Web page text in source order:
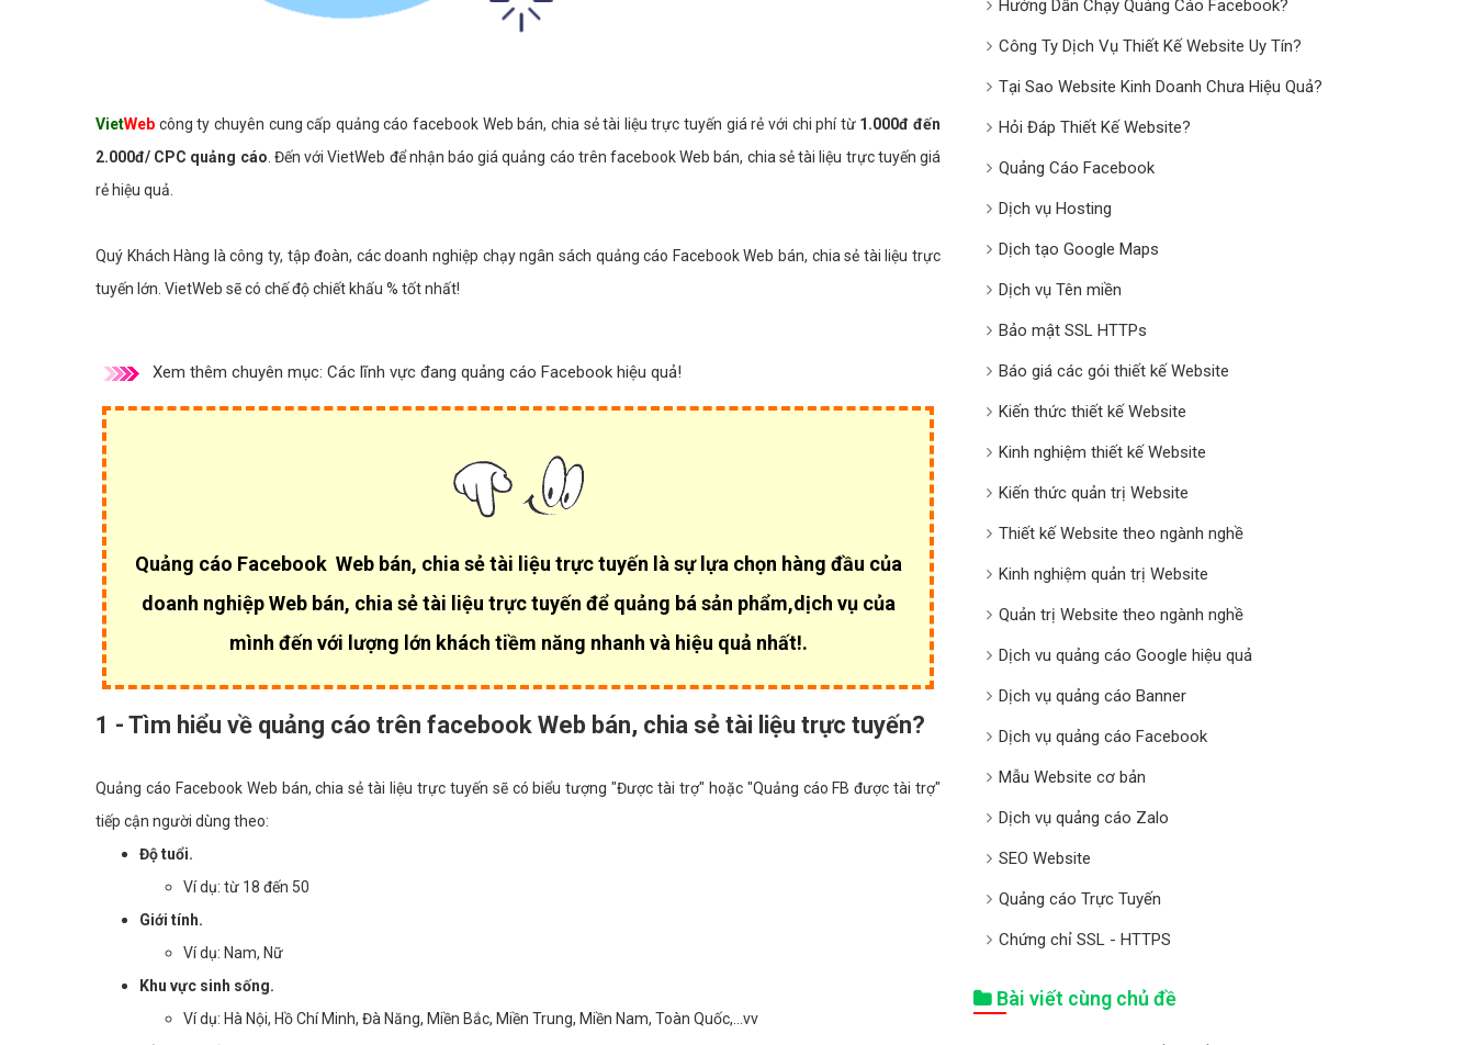
VietWeb công ty chuyên cung cấp quảng cáo facebook Web bán, chia sẻ tài liệu trực tuyến giá rẻ với chi phí từ 1.000đ đến
2.000đ/ CPC quảng cáo. Đến với VietWeb để nhận báo giá quảng cáo trên facebook Web bán, chia sẻ tài liệu trực tuyến giá
rẻ hiệu quả.
Quý Khách Hàng là công ty, tập đoàn, các doanh nghiệp chạy ngân sách quảng cáo Facebook Web bán, chia sẻ tài liệu trực
tuyến lớn. VietWeb sẽ có chế độ chiết khấu % tốt nhất!
Xem thêm chuyên mục: Các lĩnh vực đang quảng cáo Facebook hiệu quả!
Quảng cáo Facebook Web bán, chia sẻ tài liệu trực tuyến là sự lựa chọn hàng đầu của
doanh nghiệp Web bán, chia sẻ tài liệu trực tuyến để quảng bá sản phẩm,dịch vụ của
mình đến với lượng lớn khách tiềm năng nhanh và hiệu quả nhất!.
1 - Tìm hiểu về quảng cáo trên facebook Web bán, chia sẻ tài liệu trực tuyến?
Quảng cáo Facebook Web bán, chia sẻ tài liệu trực tuyến sẽ có biểu tượng "Được tài trợ" hoặc "Quảng cáo FB được tài trợ"
tiếp cận người dùng theo:
Độ tuổi.
Ví dụ: từ 18 đến 50
Giới tính.
Ví dụ: Nam, Nữ
Khu vực sinh sống.
Ví dụ: Hà Nội, Hồ Chí Minh, Đà Năng, Miền Bắc, Miền Trung, Miền Nam, Toàn Quốc,...vv
Hướng Dẫn Chạy Quảng Cáo Facebook?
Công Ty Dịch Vụ Thiết Kế Website Uy Tín?
Tại Sao Website Kinh Doanh Chưa Hiệu Quả?
Hỏi Đáp Thiết Kế Website?
Quảng Cáo Facebook
Dịch vụ Hosting
Dịch tạo Google Maps
Dịch vụ Tên miền
Bảo mật SSL HTTPs
Báo giá các gói thiết kế Website
Kiến thức thiết kế Website
Kinh nghiệm thiết kế Website
Kiến thức quản trị Website
Thiết kế Website theo ngành nghề
Kinh nghiệm quản trị Website
Quản trị Website theo ngành nghề
Dịch vu quảng cáo Google hiệu quả
Dịch vụ quảng cáo Banner
Dịch vụ quảng cáo Facebook
Mẫu Website cơ bản
Dịch vụ quảng cáo Zalo
SEO Website
Quảng cáo Trực Tuyến
Chứng chỉ SSL - HTTPS
Bài viết cùng chủ đề